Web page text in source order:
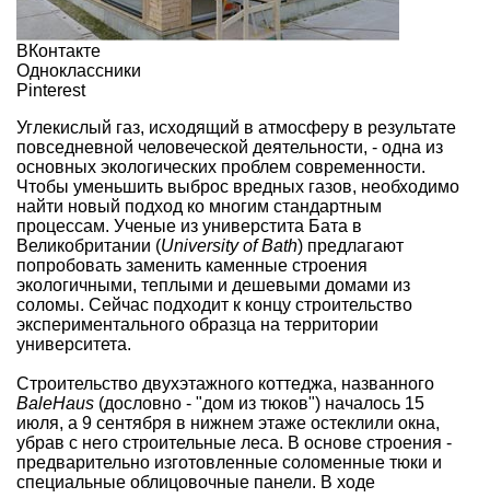
ВКонтакте
Одноклассники
Pinterest
Углекислый газ, исходящий в атмосферу в результате
повседневной человеческой деятельности, - одна из
основных экологических проблем современности.
Чтобы уменьшить выброс вредных газов, необходимо
найти новый подход ко многим стандартным
процессам. Ученые из универстита Бата в
Великобритании (University of Bath) предлагают
попробовать заменить каменные строения
экологичными, теплыми и дешевыми домами из
соломы. Сейчас подходит к концу строительство
экспериментального образца на территории
университета.
Строительство двухэтажного коттеджа, названного
BaleHaus (дословно - "дом из тюков") началось 15
июля, а 9 сентября в нижнем этаже остеклили окна,
убрав с него строительные леса. В основе строения -
предварительно изготовленные соломенные тюки и
специальные облицовочные панели. В ходе